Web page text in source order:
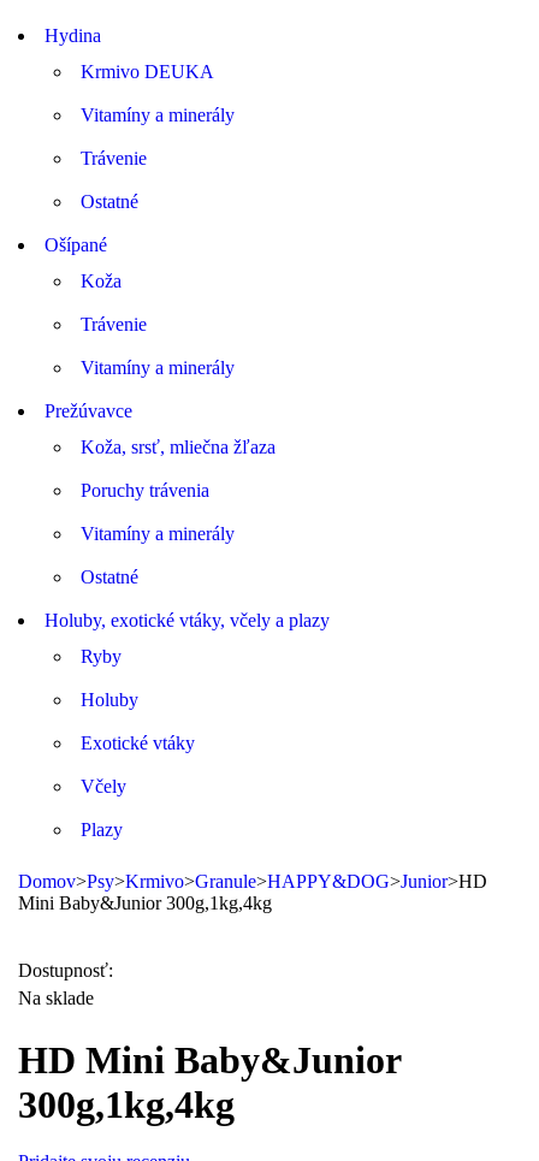
Hydina
Krmivo DEUKA
Vitamíny a minerály
Trávenie
Ostatné
Ošípané
Koža
Trávenie
Vitamíny a minerály
Prežúvavce
Koža, srsť, mliečna žľaza
Poruchy trávenia
Vitamíny a minerály
Ostatné
Holuby, exotické vtáky, včely a plazy
Ryby
Holuby
Exotické vtáky
Včely
Plazy
Domov>Psy>Krmivo>Granule>HAPPY&DOG>Junior>HD
Mini Baby&Junior 300g,1kg,4kg
Dostupnosť:
Na sklade
HD Mini Baby&Junior
300g,1kg,4kg